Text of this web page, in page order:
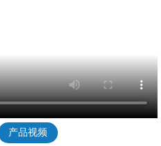
产品视频